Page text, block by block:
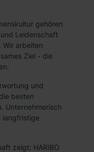
gehören
Leidenschaft
Wir arbeiten
Ziel - die
und
besten
Unternehmerisch
langfristige
zeigt: HARIBO